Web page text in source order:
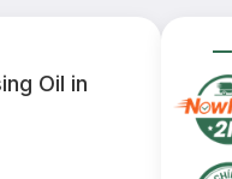
Oil in